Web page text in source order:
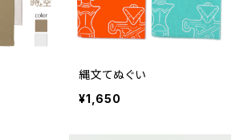
縄文てぬぐい
¥1,650